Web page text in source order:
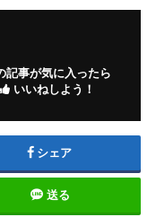
記事が気に入ったら
いいねしよう！
シェア
送る